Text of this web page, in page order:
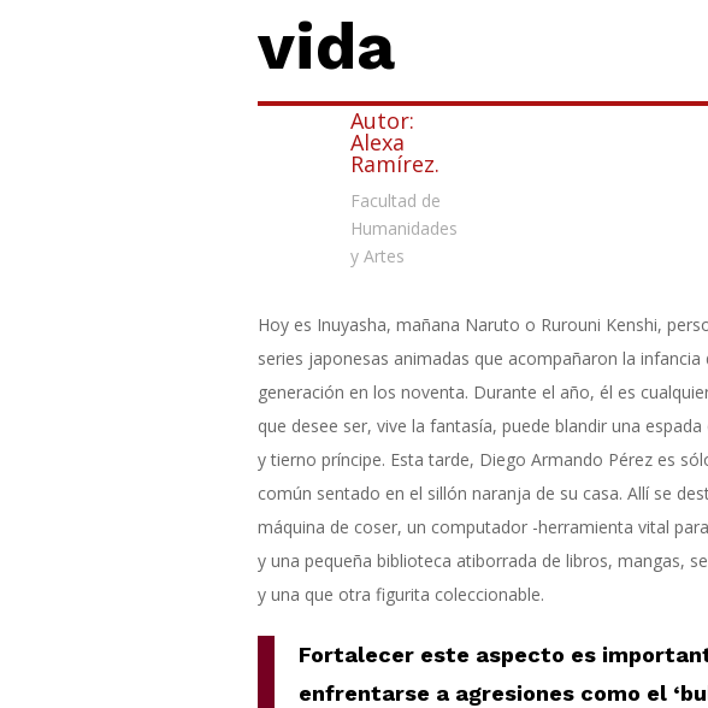
vida
Autor:
Alexa
Ramírez.
Facultad de
Humanidades
y Artes
Hoy es Inuyasha, mañana Naruto o Rurouni Kenshi,
series japonesas animadas que acompañaron la infancia
generación en los noventa. Durante el año, él es
que desee ser, vive la fantasía, puede blandir una
y tierno príncipe. Esta tarde, Diego Armando Pérez es
común sentado en el sillón naranja de su casa. Allí se
máquina de coser, un computador -herramienta vital
y una pequeña biblioteca atiborrada de libros, mangas,
y una que otra figurita coleccionable.
Fortalecer este aspecto es
enfrentarse a agresiones como el